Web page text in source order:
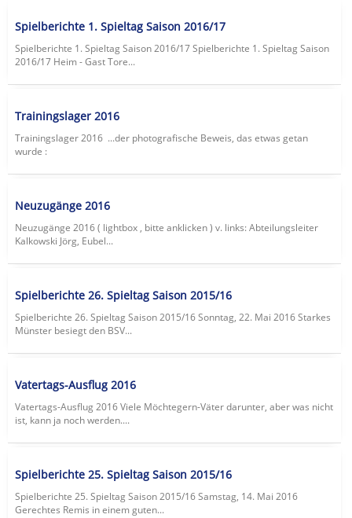
Spielberichte 1. Spieltag Saison 2016/17
Spielberichte 1. Spieltag Saison 2016/17 Spielberichte 1. Spieltag Saison
2016/17 Heim - Gast Tore...
Trainingslager 2016
Trainingslager 2016 ...der photografische Beweis, das etwas getan
wurde :
Neuzugänge 2016
Neuzugänge 2016 ( lightbox , bitte anklicken ) v. links: Abteilungsleiter
Kalkowski Jörg, Eubel...
Spielberichte 26. Spieltag Saison 2015/16
Spielberichte 26. Spieltag Saison 2015/16 Sonntag, 22. Mai 2016 Starkes
Münster besiegt den BSV...
Vatertags-Ausflug 2016
Vatertags-Ausflug 2016 Viele Möchtegern-Väter darunter, aber was nicht
ist, kann ja noch werden....
Spielberichte 25. Spieltag Saison 2015/16
Spielberichte 25. Spieltag Saison 2015/16 Samstag, 14. Mai 2016
Gerechtes Remis in einem guten...